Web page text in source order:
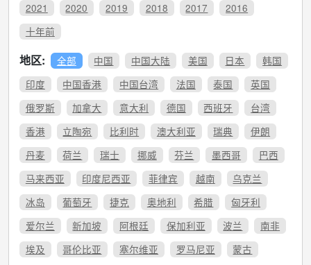
2021
2020 2019 2018 2017
2016
十年前
地区: 全部 中国 中国大陆 美国 日本
韩国
印度
中国香港 中国台湾 法国 泰国
英国
俄罗斯
加拿大 意大利 德国 西班牙
台湾
香港
立陶宛 比利时 澳大利亚 瑞典
伊朗
丹麦
荷兰 瑞士 挪威 芬兰 墨西哥
巴西
马来西亚
印度尼西亚 菲律宾 越南
乌克兰
冰岛
葡萄牙 捷克 奥地利 希腊
匈牙利
爱尔兰
新加坡 阿根廷 保加利亚 波兰
南非
埃及
哥伦比亚 塞尔维亚 罗马尼亚 蒙古